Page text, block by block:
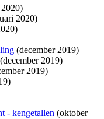
2020)
(december 2019)
(december 2019)
2019)
- kengetallen (oktober